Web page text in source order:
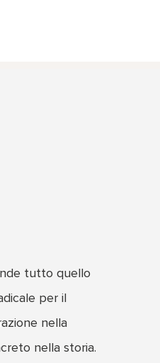
tutto quello
per il
nella
nella storia.